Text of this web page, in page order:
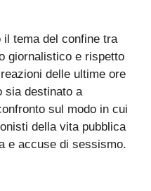
il tema del confine tra
giornalistico e rispetto
delle ultime ore
sia destinato a
sul modo in cui
della vita pubblica
e accuse di sessismo.